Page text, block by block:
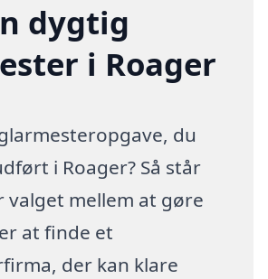
dygtig
i Roager
du
i Roager? Så står
valget mellem at gøre
at finde et
der kan klare